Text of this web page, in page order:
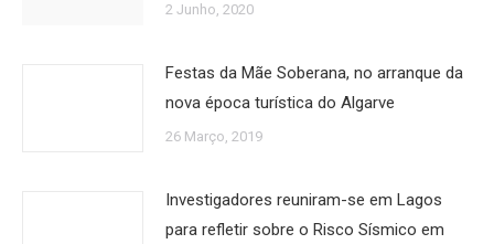
2 Junho, 2020
Festas da Mãe Soberana, no arranque da
nova época turística do Algarve
26 Março, 2019
Investigadores reuniram-se em Lagos
para refletir sobre o Risco Sísmico em